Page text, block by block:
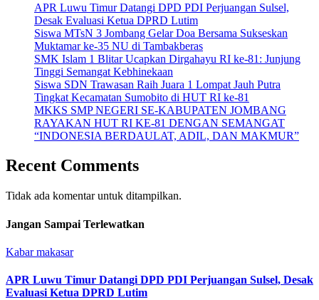
APR Luwu Timur Datangi DPD PDI Perjuangan Sulsel,
Desak Evaluasi Ketua DPRD Lutim
Siswa MTsN 3 Jombang Gelar Doa Bersama Sukseskan
Muktamar ke-35 NU di Tambakberas
SMK Islam 1 Blitar Ucapkan Dirgahayu RI ke-81: Junjung
Tinggi Semangat Kebhinekaan
Siswa SDN Trawasan Raih Juara 1 Lompat Jauh Putra
Tingkat Kecamatan Sumobito di HUT RI ke-81
MKKS SMP NEGERI SE-KABUPATEN JOMBANG
RAYAKAN HUT RI KE-81 DENGAN SEMANGAT
“INDONESIA BERDAULAT, ADIL, DAN MAKMUR”
Recent Comments
Tidak ada komentar untuk ditampilkan.
Jangan Sampai Terlewatkan
Kabar makasar
APR Luwu Timur Datangi DPD PDI Perjuangan Sulsel, Desak
Evaluasi Ketua DPRD Lutim